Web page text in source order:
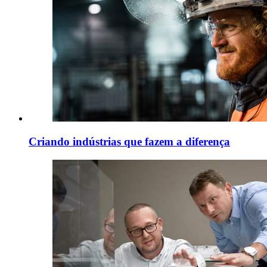
Criando indústrias que fazem a diferença